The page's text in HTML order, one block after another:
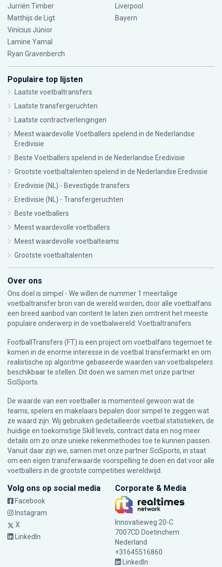
Jurriën Timber
Matthijs de Ligt
Vinícius Júnior
Lamine Yamal
Ryan Gravenberch
Liverpool
Bayern
Populaire top lijsten
Laatste voetbaltransfers
Laatste transfergeruchten
Laatste contractverlengingen
Meest waardevolle Voetballers spelend in de Nederlandse
Eredivisie
Beste Voetballers spelend in de Nederlandse Eredivisie
Grootste voetbaltalenten spelend in de Nederlandse Eredivisie
Eredivisie (NL) - Bevestigde transfers
Eredivisie (NL) - Transfergeruchten
Beste voetballers
Meest waardevolle voetballers
Meest waardevolle voetbalteams
Grootste voetbaltalenten
Over ons
Ons doel is simpel - We willen de nummer 1 meertalige
voetbaltransfer bron van de wereld worden, door alle voetbalfans
een breed aanbod van content te laten zien omtrent het meeste
populaire onderwerp in de voetbalwereld: Voetbaltransfers.
FootballTransfers (FT) is een project om voetbalfans tegemoet te
komen in de enorme interesse in de voetbal transfermarkt en om
realistische op algoritme gebaseerde waarden van voetbalspelers
beschikbaar te stellen. Dit doen we samen met onze partner
SciSports.
De waarde van een voetballer is momenteel gewoon wat de
teams, spelers en makelaars bepalen door simpel te zeggen wat
ze waard zijn. Wij gebruiken gedetailleerde voetbal statistieken, de
huidige en toekomstige Skill levels, contract data en nog meer
details om zo onze unieke rekenmethodes toe te kunnen passen.
Vanuit daar zijn we, samen met onze partner SciSports, in staat
om een eigen transferwaarde voorspelling te doen en dat voor alle
voetballers in de grootste competities wereldwijd.
Volg ons op social media
Facebook
Instagram
X
LinkedIn
Corporate & Media
Innovatieweg 20-C
7007CD Doetinchem
Nederland
+31645516860
LinkedIn